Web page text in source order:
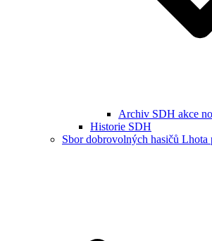
Archiv SDH akce
Historie SDH
Sbor dobrovolných hasičů Lhota